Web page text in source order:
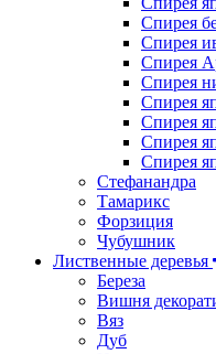
Спирея
Спирея
Спирея
Спирея
Спирея
Спирея
Спирея
Спирея
Стефанандра
Тамарикс
Форзиция
Чубушник
Лиственные деревья
Береза
Вишня
Вяз
Дуб